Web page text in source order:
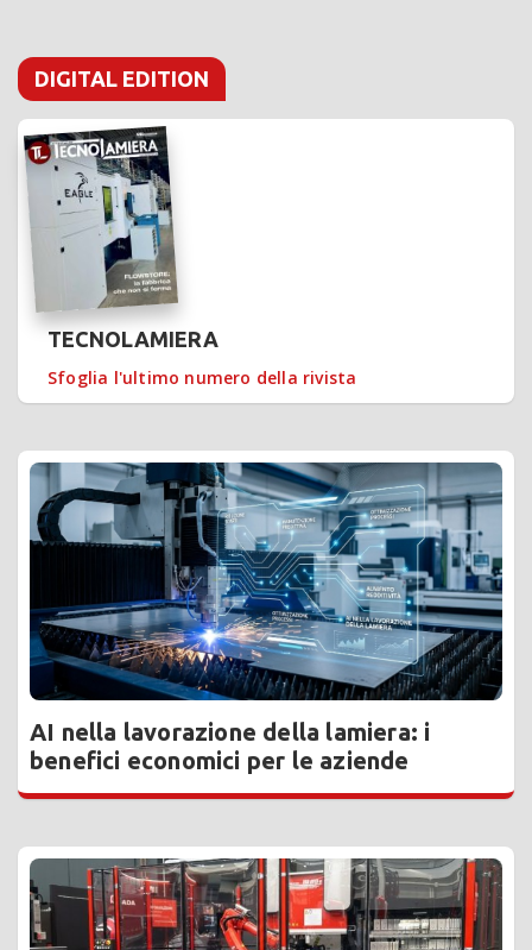
DIGITAL EDITION
TECNOLAMIERA
Sfoglia l'ultimo numero della rivista
AI nella lavorazione della lamiera: i
benefici economici per le aziende